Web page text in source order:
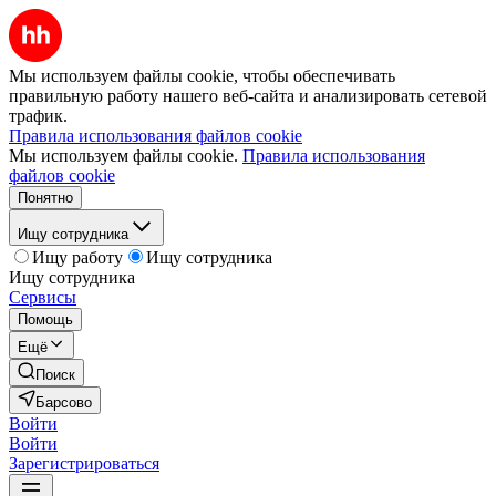
Мы используем файлы cookie, чтобы обеспечивать
правильную работу нашего веб-сайта и анализировать сетевой
трафик.
Правила использования файлов cookie
Мы используем файлы cookie. Правила использования
файлов cookie
Понятно
Ищу сотрудника
Ищу работу
Ищу сотрудника
Ищу сотрудника
Сервисы
Помощь
Ещё
Поиск
Барсово
Войти
Войти
Зарегистрироваться